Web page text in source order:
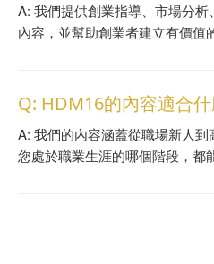
A: 我們提供創業指導、市場分
內容，並幫助創業者建立有價值
Q: HDM16的內容適合
A: 我們的內容涵蓋從職場新人
您處於職業生涯的哪個階段，都